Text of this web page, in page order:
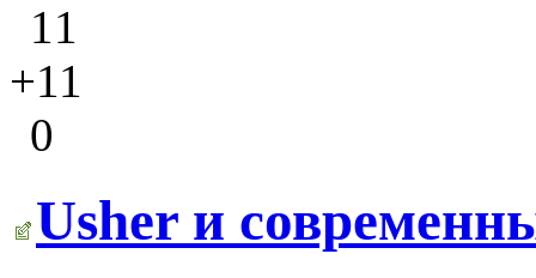
11
+11
0
Usher и